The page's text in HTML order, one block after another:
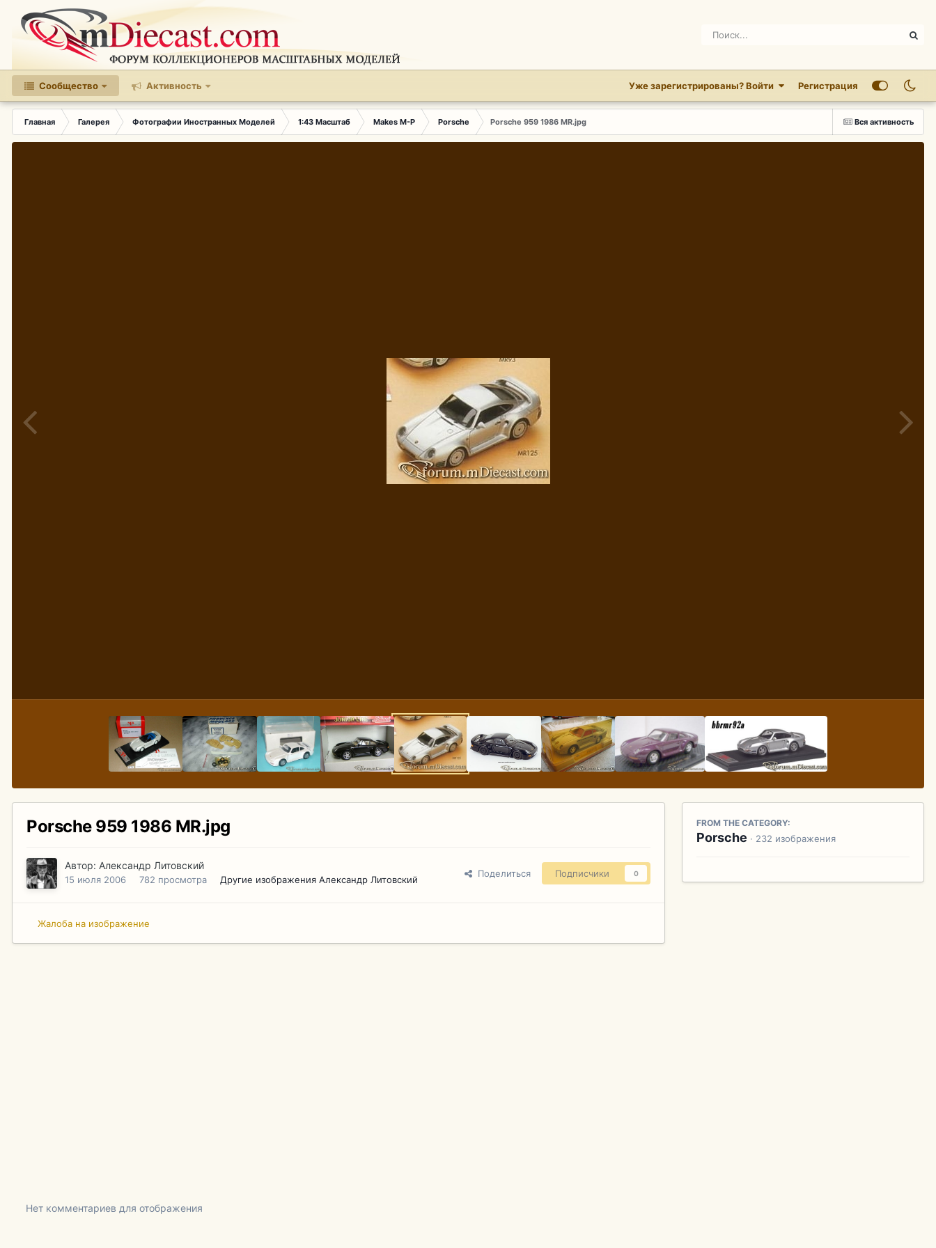
Сообщество Активность Уже зарегистрированы? Войти Регистрация
Вся активность
Главная Галерея Фотографии Иностранных Моделей 1:43 Масштаб Makes M-P Porsche Porsche 959 1986 MR.jpg
Porsche 959 1986 MR.jpg
Автор: Александр Литовский
15 июля 2006 782 просмотра Другие изображения Александр Литовский
Поделиться Подписчики 0
Жалоба на изображение
FROM THE CATEGORY:
Porsche · 232 изображения
Нет комментариев для отображения